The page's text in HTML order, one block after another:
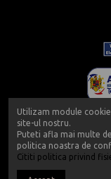
Copyright
Utilizam module
site-ul nostru.
Puteti afla mai multe
politica noastra de
Cititi politica privind